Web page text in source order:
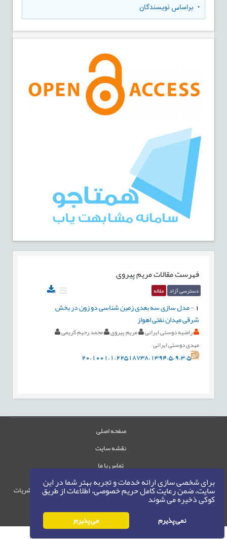
برای شخصی سازی ارائه خدمات و تجربه بهتر شما در این
سایت، ضمن رعایت کامل حریم خصوصی، اطلاعات از طریق
کوکی ذخیره می شوند
نمی پذیرم می پذیرم
• براساس نویسندگان
فهرست مقالاتمریم پیروی
دسترسی آزاد مقاله
-مدل سازی سه بعدی زمين شناسی دو زون در بخش
شرقی ميدان نفتی اهواز
راضیه دوستی ایرانی مریم پیروی
محمد رحیم کریمی
مهدی دوستی ایرانی
20.1001.1.22518738.1394.5.9.3.5
صفحه اصلی
نقشه سایت
تماس با ما
حقوق این وب‌سایت متعلق به سامانه مدیریت نشریات
حق نشر 1405-1396